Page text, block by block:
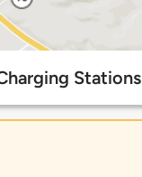
Stations